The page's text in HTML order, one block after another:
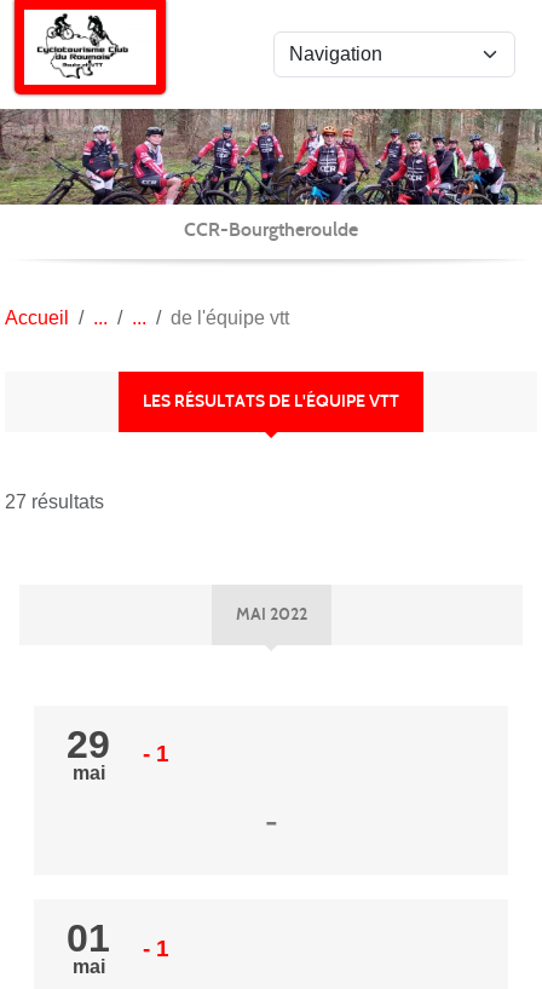
CCR-Bourgtheroulde
Accueil de l'équipe vtt
LES RÉSULTATS DE L'ÉQUIPE VTT
27 résultats
MAI 2022
29
mai
- 1
-
01
mai
- 1
Panneau de gestion des cookies